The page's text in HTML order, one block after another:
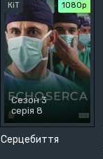
Серцебиття
КіТ 1080p
Сезон 3
серія 8